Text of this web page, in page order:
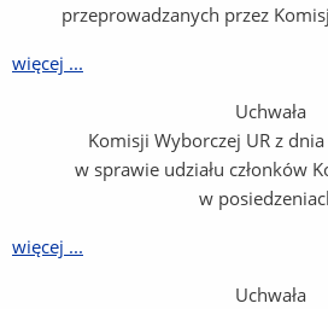
przeprowadzanych przez
więcej ...
Uchwała
Komisji Wyborczej UR z
w sprawie udziału członków
w
więcej ...
Uchwała